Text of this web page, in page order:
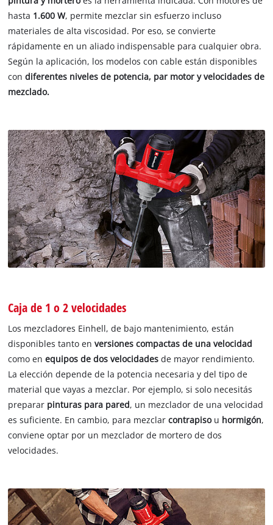
hasta 1.600 W, permite mezclar sin esfuerzo incluso
materiales de alta viscosidad. Por eso, se convierte
rápidamente en un aliado indispensable para cualquier obra.
Según la aplicación, los modelos con cable están disponibles
condiferentes niveles de potencia, par motor y velocidades de
mezclado.
Caja de 1 o 2 velocidades
Los mezcladores Einhell, de bajo mantenimiento, están
disponibles tanto enversiones compactas de una velocidad
como enequipos de dos velocidadesde mayor rendimiento.
La elección depende de la potencia necesaria y del tipo de
material que vayas a mezclar. Por ejemplo, si solo necesitás
preparar pinturas para pared, un mezclador de una velocidad
es suficiente. En cambio, para mezclarcontrapiso u hormigón,
conviene optar por un mezclador de mortero de dos
velocidades.